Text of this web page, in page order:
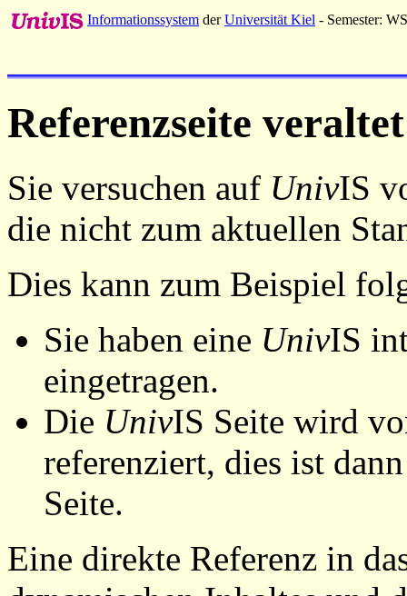
Informationssystem derUniversität Kiel - Semester:
Referenzseite veraltet
Sie versuchen auf UnivIS
die nicht zum aktuellen
Dies kann zum Beispiel
Sie haben eine UnivIS
eingetragen.
Die UnivIS Seite wird
referenziert, dies ist
Seite.
Eine direkte Referenz in